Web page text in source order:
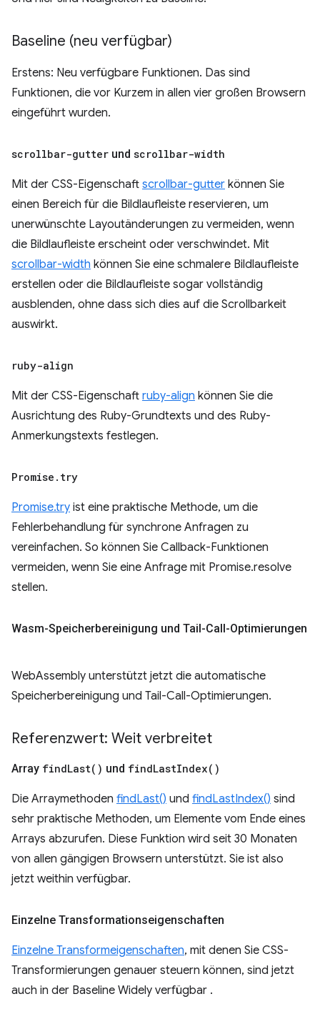
Baseline (neu verfügbar)
Erstens: Neu verfügbare Funktionen. Das sind
Funktionen, die vor Kurzem in allen vier großen Browsern
eingeführt wurden.
scrollbar-gutter und scrollbar-width
Mit der CSS-Eigenschaft scrollbar-gutter können Sie
einen Bereich für die Bildlaufleiste reservieren, um
unerwünschte Layoutänderungen zu vermeiden, wenn
die Bildlaufleiste erscheint oder verschwindet. Mit
scrollbar-width können Sie eine schmalere Bildlaufleiste
erstellen oder die Bildlaufleiste sogar vollständig
ausblenden, ohne dass sich dies auf die Scrollbarkeit
auswirkt.
ruby-align
Mit der CSS-Eigenschaft ruby-align können Sie die
Ausrichtung des Ruby-Grundtexts und des Ruby-
Anmerkungstexts festlegen.
Promise . try
Promise.try ist eine praktische Methode, um die
Fehlerbehandlung für synchrone Anfragen zu
vereinfachen. So können Sie Callback-Funktionen
vermeiden, wenn Sie eine Anfrage mit Promise.resolve
stellen.
Wasm-Speicherbereinigung und Tail-Call-Optimierungen
WebAssembly unterstützt jetzt die automatische
Speicherbereinigung und Tail-Call-Optimierungen.
Referenzwert: Weit verbreitet
Array findLast( ) und findLastIndex( )
Die Arraymethoden findLast() und findLastIndex() sind
sehr praktische Methoden, um Elemente vom Ende eines
Arrays abzurufen. Diese Funktion wird seit 30 Monaten
von allen gängigen Browsern unterstützt. Sie ist also
jetzt weithin verfügbar.
Einzelne Transformationseigenschaften
Einzelne Transformeigenschaften, mit denen Sie CSS-
Transformierungen genauer steuern können, sind jetzt
auch in der Baseline Widely verfügbar .